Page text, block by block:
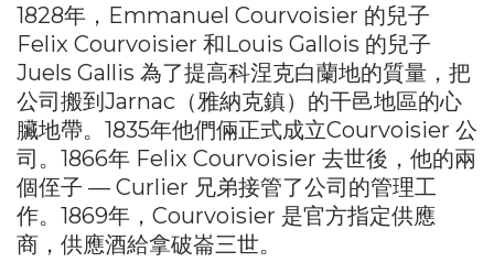
1828年，Emmanuel Courvoisier 的兒子
Felix Courvoisier 和Louis Gallois 的兒子
Juels Gallis 為了提高科涅克白蘭地的質量，把
公司搬到Jarnac（雅納克鎮）的干邑地區的心
臟地帶。1835年他們倆正式成立Courvoisier 公
司。1866年 Felix Courvoisier 去世後，他的兩
個侄子 — Curlier 兄弟接管了公司的管理工
作。1869年，Courvoisier 是官方指定供應
商，供應酒給拿破崙三世。